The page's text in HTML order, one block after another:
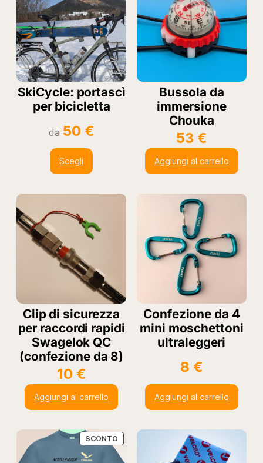
SkiCycle: portascì
per bicicletta
da 50 €
Scegli
Bussola da
immersione
Chouka
53 €
Aggiungi al carrello
Clip di sicurezza
per raccordi rapidi
Swagelok QC
(confezione da 8)
10 €
Aggiungi al carrello
Confezione da 4
mini moschettoni
ultraleggeri
8 €
Aggiungi al carrello
SCONTO
IN
OFFERTA